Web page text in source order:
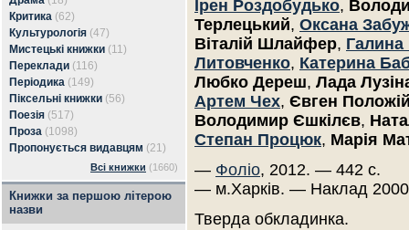
Критика (62)
Культурологія (47)
Мистецькі книжки (11)
Переклади (116)
Періодика (149)
Піксельні книжки (56)
Поезія (517)
Проза (1098)
Пропонується видавцям (21)
Всі книжки (1660)
Книжки за першою літерою
назви
Ірен Роздобудько,
Терлецький, Оксана
Віталій Шлайфер,
Литовченко, Катерина
Любко Дереш, Лада
Артем Чех, Євген
Володимир Єшкілєв,
Степан Процюк, Марія
— Фоліо, 2012. — 442 с.
— м.Харків. — Наклад
Тверда обкладинка.